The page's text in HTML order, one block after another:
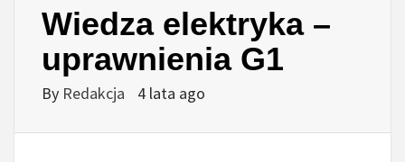
Wiedza elektryka –
uprawnienia G1
By Redakcja 4 lata ago